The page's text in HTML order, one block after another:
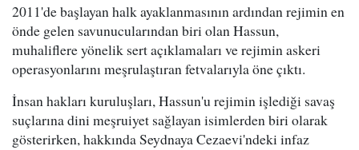
2011'de başlayan halk ayaklanmasının ardından rejimin en
önde gelen savunucularından biri olan Hassun,
muhaliflere yönelik sert açıklamaları ve rejimin askeri
operasyonlarını meşrulaştıran fetvalarıyla öne çıktı.
İnsan hakları kuruluşları, Hassun'u rejimin işlediği savaş
suçlarına dini meşruiyet sağlayan isimlerden biri olarak
gösterirken, hakkında Seydnaya Cezaevi'ndeki infaz